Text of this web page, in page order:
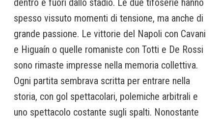
dentro e fuori dallo stadio. Le due tifoserie hanno
spesso vissuto momenti di tensione, ma anche di
grande passione. Le vittorie del Napoli con Cavani
e Higuaín o quelle romaniste con Totti e De Rossi
sono rimaste impresse nella memoria collettiva.
Ogni partita sembrava scritta per entrare nella
storia, con gol spettacolari, polemiche arbitrali e
uno spettacolo costante sugli spalti. Nonostante